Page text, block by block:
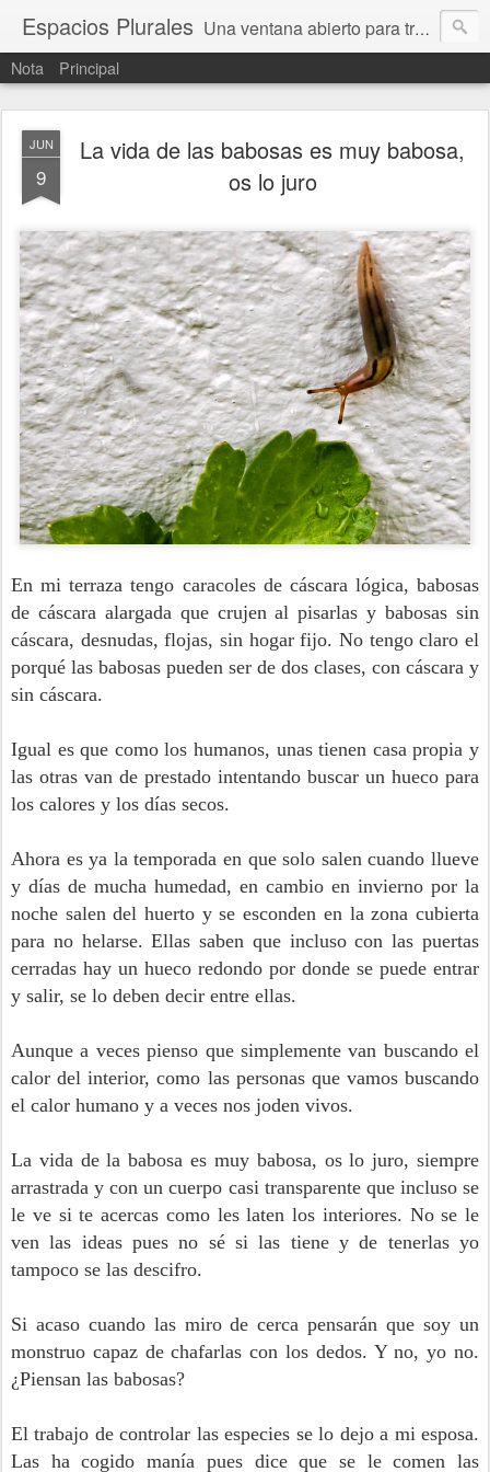
Espacios Plurales Una ventana abierto para tratar problemas que nos afectan a todxs. Temas sociales, educación, cultura, economía, política, derechos, calidad de vida. Estamos gobernados, pero queremos una calidad mayor en la política.
Nota Principal
JUN
9
La vida de las babosas es muy babosa,
os lo juro
En mi terraza tengo caracoles de cáscara lógica, babosas
de cáscara alargada que crujen al pisarlas y babosas sin
cáscara, desnudas, flojas, sin hogar fijo. No tengo claro el
porqué las babosas pueden ser de dos clases, con cáscara y
sin cáscara.
Igual es que como los humanos, unas tienen casa propia y
las otras van de prestado intentando buscar un hueco para
los calores y los días secos.
Ahora es ya la temporada en que solo salen cuando llueve
y días de mucha humedad, en cambio en invierno por la
noche salen del huerto y se esconden en la zona cubierta
para no helarse. Ellas saben que incluso con las puertas
cerradas hay un hueco redondo por donde se puede entrar
y salir, se lo deben decir entre ellas.
Aunque a veces pienso que simplemente van buscando el
calor del interior, como las personas que vamos buscando
el calor humano y a veces nos joden vivos.
La vida de la babosa es muy babosa, os lo juro, siempre
arrastrada y con un cuerpo casi transparente que incluso se
le ve si te acercas como les laten los interiores. No se le
ven las ideas pues no sé si las tiene y de tenerlas yo
tampoco se las descifro.
Si acaso cuando las miro de cerca pensarán que soy un
monstruo capaz de chafarlas con los dedos. Y no, yo no.
¿Piensan las babosas?
El trabajo de controlar las especies se lo dejo a mi esposa.
Las ha cogido manía pues dice que se le comen las